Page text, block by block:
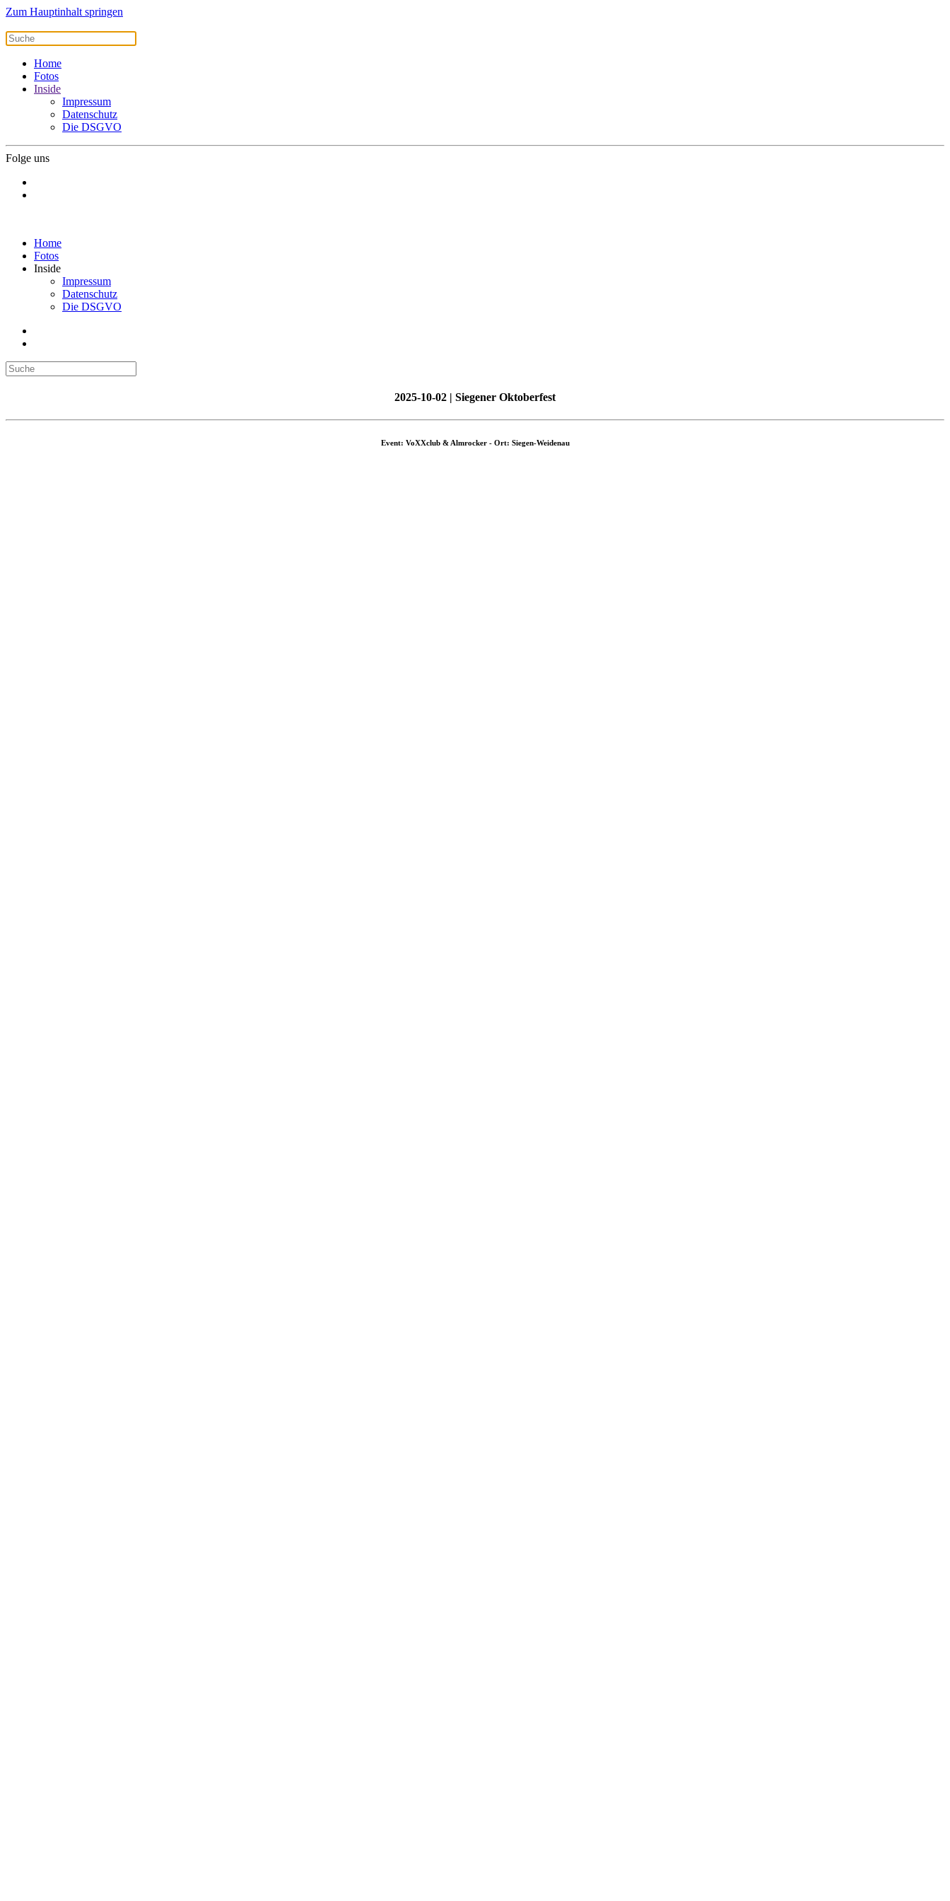
Zum Hauptinhalt springen
Home
Fotos
Inside
Impressum
Datenschutz
Die DSGVO
Folge uns
Home
Fotos
Inside
Impressum
Datenschutz
Die DSGVO
2025-10-02 | Siegener Oktoberfest
Event: VoXXclub & Almrocker - Ort: Siegen-Weidenau